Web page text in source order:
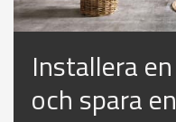
Installera
och spara